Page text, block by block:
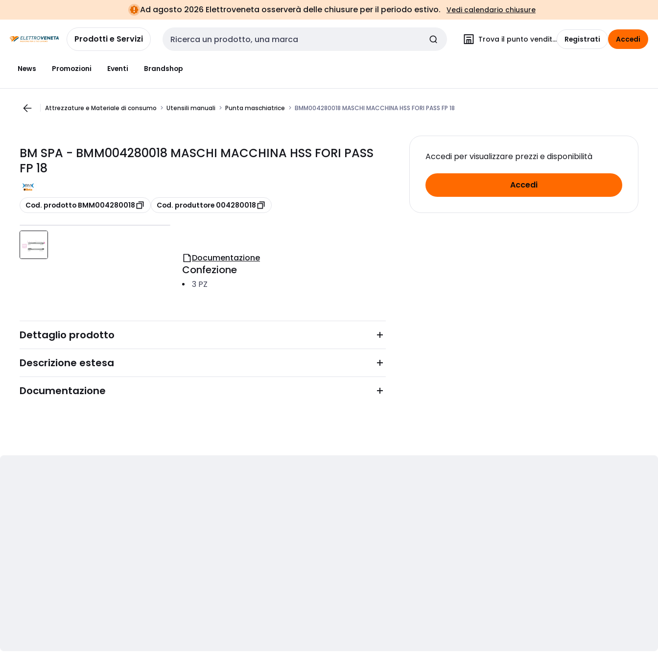
navigazionealla
pagina
Ad agosto 2026 Elettroveneta osserverà delle chiusure per il periodo estivo. Vedi calendario chiusure
Prodotti e Servizi Cerca input Trova il punto vendita Registrati Accedi
News Promozioni Eventi Brandshop
Attrezzature e Materiale di consumo Utensili manuali Punta maschiatrice BMM004280018 MASCHI MACCHINA HSS FORI PASS FP 18
BM SPA - BMM004280018 MASCHI MACCHINA HSS FORI PASS
FP 18
copia
Cod. prodotto BMM004280018 copia
Cod. produttore 004280018
Accedi per visualizzare prezzi e disponibilità
Accedi
Documentazione
Confezione
3 PZ
Dettaglio prodotto
Descrizione estesa
Documentazione